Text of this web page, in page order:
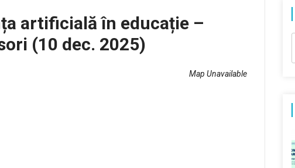
artificială în educație –
(10 dec. 2025)
Map Unavailable